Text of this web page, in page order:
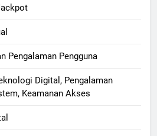
Pengalaman Pengguna
Digital, Pengalaman
Keamanan Akses